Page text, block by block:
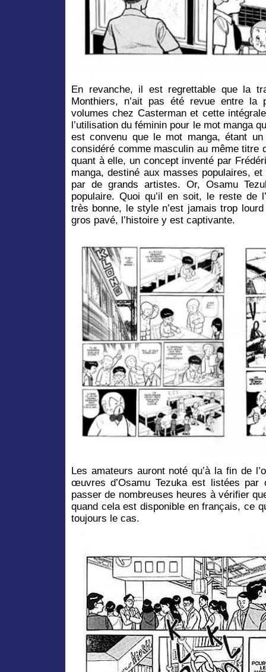
En revanche, il est regrettable que la
Monthiers, n’ait pas été revue entre la
volumes chez Casterman et cette
l’utilisation du féminin pour le mot manga
est convenu que le mot manga, étant un
considéré comme masculin au même titre
quant à elle, un concept inventé par
manga, destiné aux masses populaires,
par de grands artistes. Or, Osamu
populaire. Quoi qu’il en soit, le reste de
très bonne, le style n’est jamais trop
gros pavé, l’histoire y est captivante.
Les amateurs auront noté qu’à la fin de
œuvres d’Osamu Tezuka est listées par
passer de nombreuses heures à vérifier
quand cela est disponible en français, ce
toujours le cas.